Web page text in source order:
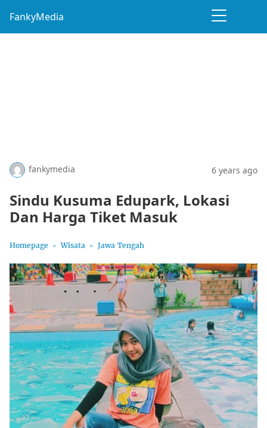
FankyMedia
fankymedia 6 years ago
Sindu Kusuma Edupark, Lokasi
Dan Harga Tiket Masuk
Homepage Wisata Jawa Tengah